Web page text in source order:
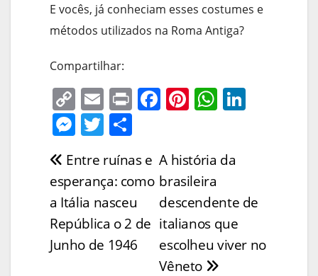
E vocês, já conheciam esses costumes e
métodos utilizados na Roma Antiga?
Compartilhar:
C
o
p
y
Li
n
k
E
m
ai
l
Pr
in
F
a
e
b
o
o
k
Pi
nt
e
st
W
h
s
p
p
dI
n
M
e
ss
e
n
g
er
T
w
itt
er
ar
e
Navegação
de
Post
A história da
brasileira
descendente de
italianos que
escolheu viver no
Vêneto
Entre ruínas e
esperança: como
a Itália nasceu
República o 2 de
Junho de 1946